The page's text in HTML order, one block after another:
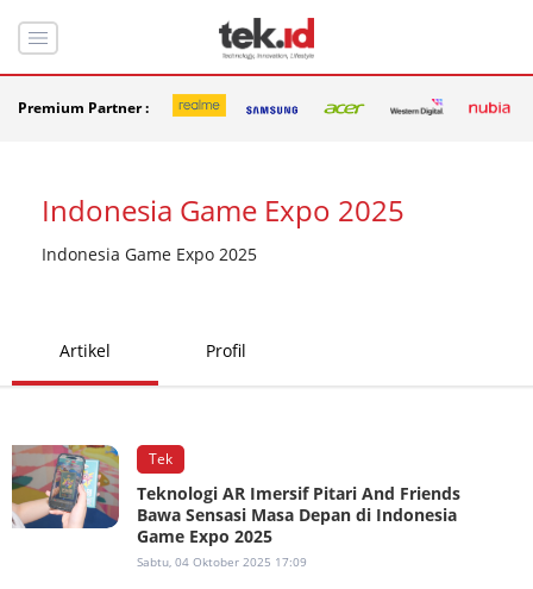
Premium Partner :
Indonesia Game Expo 2025
Indonesia Game Expo 2025
Artikel Profil
Tek
Teknologi AR Imersif Pitari And Friends
Bawa Sensasi Masa Depan di Indonesia
Game Expo 2025
Sabtu, 04 Oktober 2025 17:09